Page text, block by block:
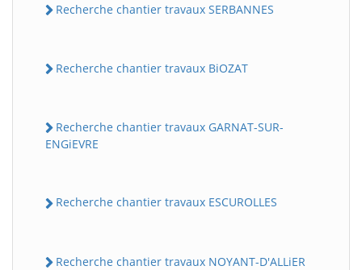
Recherche chantier travaux SERBANNES
Recherche chantier travaux BiOZAT
Recherche chantier travaux GARNAT-SUR-
ENGiEVRE
Recherche chantier travaux ESCUROLLES
Recherche chantier travaux NOYANT-D'ALLiER